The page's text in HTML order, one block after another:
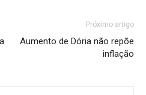
Próximo artigo
Aumento de Dória não repõe
inflação